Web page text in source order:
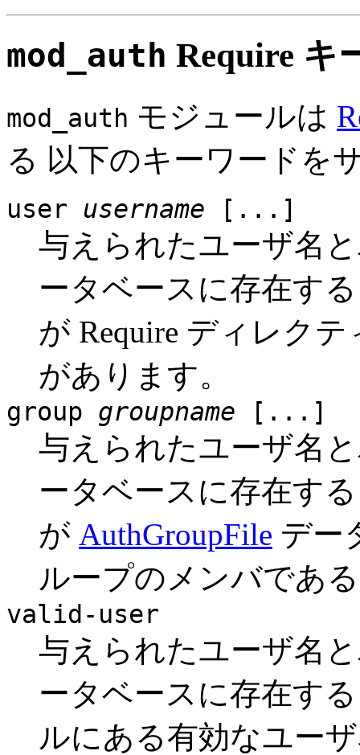
mod_auth Require キ
mod_auth モジュールは
る 以下のキーワードを
user username [...]
与えられたユーザ名
ータベースに存在す
が Require ディレク
があります。
group groupname [...]
与えられたユーザ名
ータベースに存在す
が AuthGroupFile デー
ループのメンバであ
valid-user
与えられたユーザ名
ータベースに存在す
ルにある有効なユー